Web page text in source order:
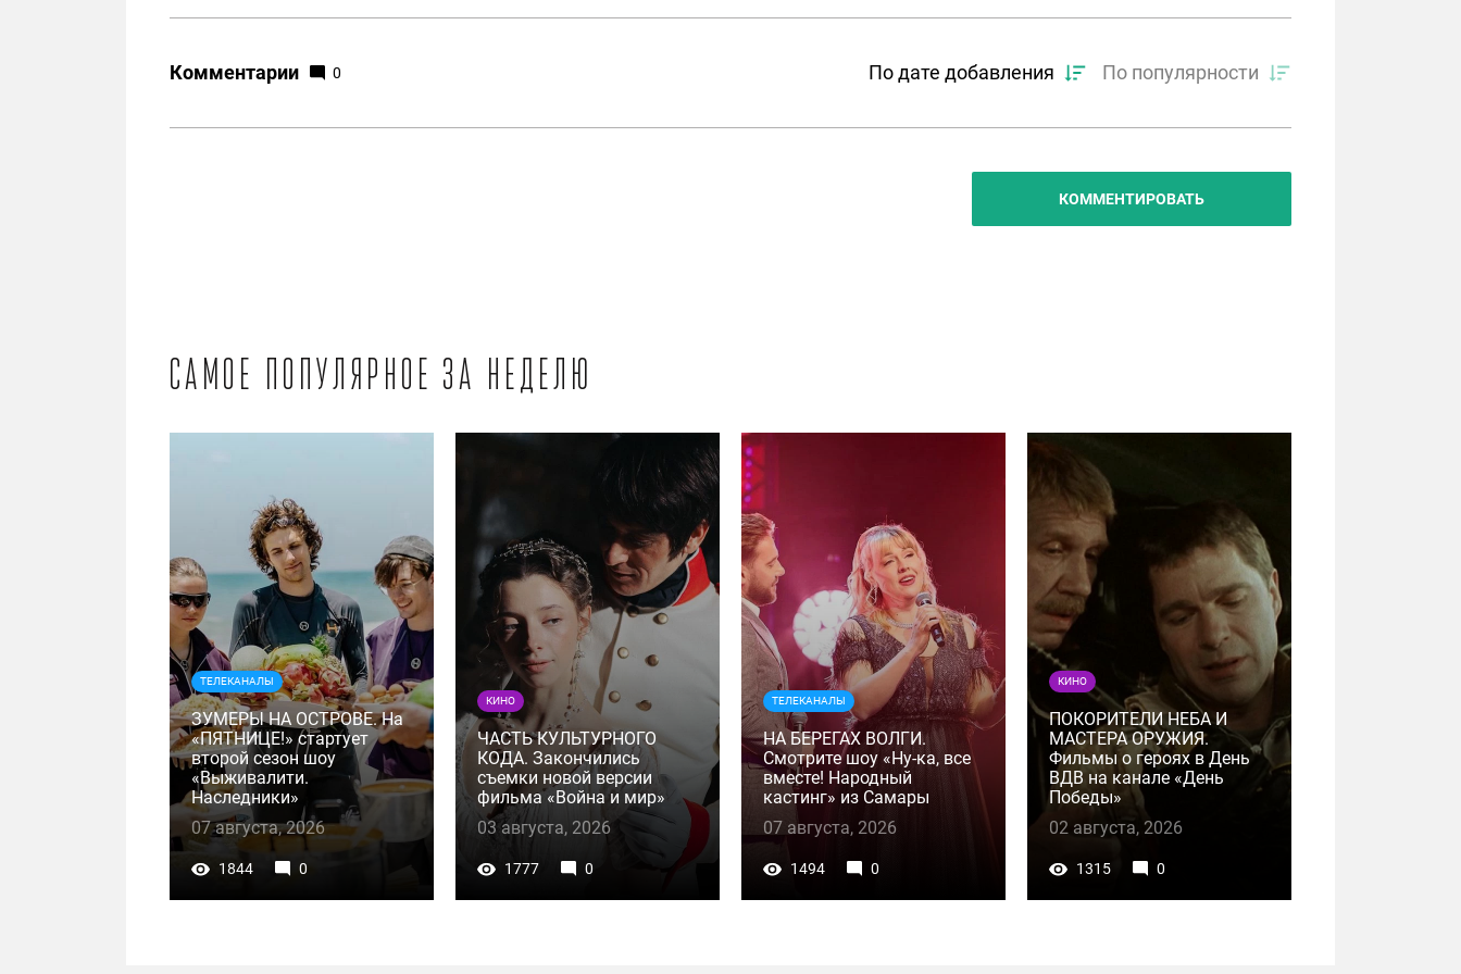
Комментарии 0 По дате добавления По популярности
КОММЕНТИРОВАТЬ
Самое популярное за неделю
ТЕЛЕКАНАЛЫ
ЗУМЕРЫ НА ОСТРОВЕ. На
«ПЯТНИЦЕ!» стартует
второй сезон шоу
«Выживалити.
Наследники»
07 августа, 2026
1844 0
КИНО
ЧАСТЬ КУЛЬТУРНОГО
КОДА. Закончились
съемки новой версии
фильма «Война и мир»
03 августа, 2026
1777 0
ТЕЛЕКАНАЛЫ
НА БЕРЕГАХ ВОЛГИ.
Смотрите шоу «Ну-ка, все
вместе! Народный
кастинг» из Самары
07 августа, 2026
1494 0
КИНО
ПОКОРИТЕЛИ НЕБА И
МАСТЕРА ОРУЖИЯ.
Фильмы о героях в День
ВДВ на канале «День
Победы»
02 августа, 2026
1315 0